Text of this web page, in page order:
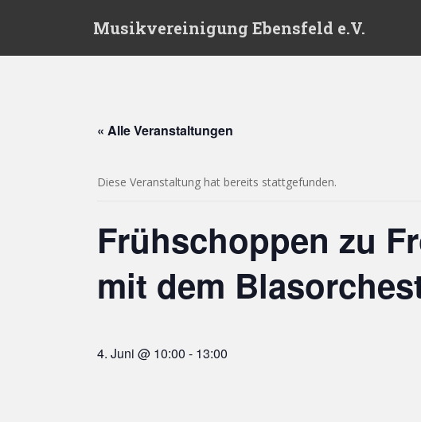
Musikvereinigung Ebensfeld e.V.
« Alle Veranstaltungen
Diese Veranstaltung hat bereits stattgefunden.
Frühschoppen zu
mit dem
4. Juni @ 10:00 - 13:00